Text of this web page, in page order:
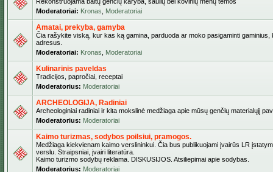
Moderatoriai: Kronas Moderatoriai
Amatai, prekyba, gamyba
Čia rašykite viską, kur kas ką gamina, parduoda ar moko pasigaminti
adresus.
Moderatoriai: Kronas Moderatoriai
Kulinarinis paveldas
Tradicijos, papročiai, receptai
Moderatorius: Moderatoriai
ARCHEOLOGIJA, Radiniai
Archeologiniai radiniai ir kita mokslinė medžiaga apie mūsų genčių materialųjį
Moderatorius: Moderatoriai
Kaimo turizmas, sodybos poilsiui, pramogos.
Medžiaga kiekvienam kaimo verslininkui. Čia bus publikuojami įvairūs LR
verslu. Straipsniai, įvairi literatūra.
Kaimo turizmo sodybų reklama. DISKUSIJOS. Atsiliepimai apie sodybas.
Moderatorius: Moderatoriai